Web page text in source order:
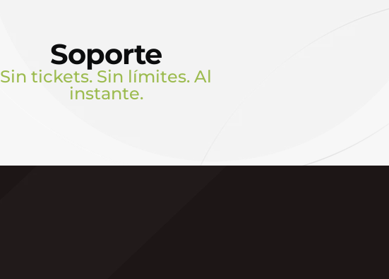
Soporte
Sin tickets. Sin límites. Al
instante.